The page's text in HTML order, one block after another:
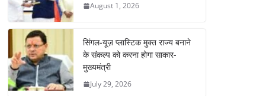
August 1, 2026
सिंगल-यूज़ प्लास्टिक मुक्त राज्य बनाने
के संकल्प को करना होगा साकार-
मुख्यमंत्री
July 29, 2026